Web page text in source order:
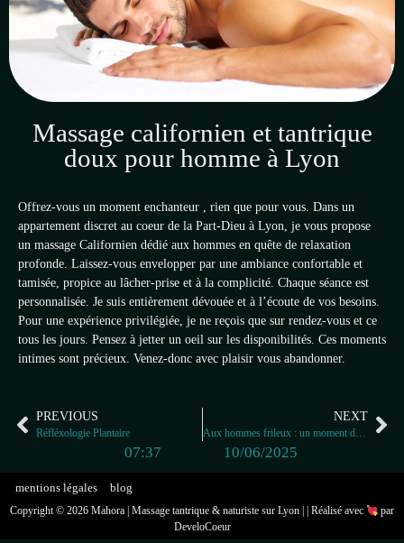
Massage californien et tantrique
doux pour homme à Lyon
Offrez-vous un moment enchanteur , rien que pour vous. Dans un
appartement discret au coeur de la Part-Dieu à Lyon, je vous propose
un massage Californien dédié aux hommes en quête de relaxation
profonde. Laissez-vous envelopper par une ambiance confortable et
tamisée, propice au lâcher-prise et à la complicité. Chaque séance est
personnalisée. Je suis entièrement dévouée et à l’écoute de vos besoins.
Pour une expérience privilégiée, je ne reçois que sur rendez-vous et ce
tous les jours. Pensez à jetter un oeil sur les disponibilités. Ces moments
intimes sont précieux. Venez-donc avec plaisir vous abandonner.
PREVIOUS
Réfléxologie Plantaire
NEXT
Aux hommes frileux : un moment de chaleur et de détente à Lyon
07:37 10/06/2025
mentions légales blog
Copyright © 2026 Mahora | Massage tantrique & naturiste sur Lyon | | Réalisé avec
​ par
DeveloCoeur